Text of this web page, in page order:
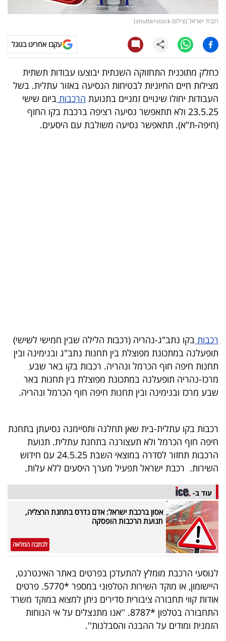
ויראלי
עסקי
ספורט
קריירה
ולימודים
הכלכלי
פודקאסט
40
40
שיתופי
דרושים
ניוזלטרים
מייל
אדום
רכבת ישראל (צילום shutterstock)
עקבו אחרינו בגוגל
כחלק מתוכנית התחזוקה השנתית יבוצעו עבודות תשתית
מצילות חיים החיוניות לבטיחות הנסיעה באזור עתלית. בשל
העבודות יחולו שינויים זמניים בתנועת הרכבות ביום שישי
23.5.25 ולא תתאפשר נסיעה רציפה ברכבת בקו החוף
(חיפה-ת"א). תתאפשר נסיעה משולבת עם היסעים.
רכבות בקו נתב"ג-נהריה (רכבות הלילה שבין חמישי לשישי)
תופעלנה במתכונת מפוצלת בין תחנות נתב"ג ובנימינה ובין
תחנות חיפה חוף הכרמל ונהריה. רכבות בקו באר שבע
מרכז-נהריה תופעלנה במתכונת מפוצלת בין תחנות באר
שבע מרכז ובנימינה ובין תחנות חיפה חוף הכרמל ונהריה.
רכבות בקו עתלית-בית שאן תחלנה ותסיימנה נסיעתן בתחנת
חיפה חוף הכרמל ולא תעצורנה בתחנת עתלית. תנועת
הרכבות תחזור לסדרה במוצאי השבת 24.5.25 עם חידוש
השירות. רכבת ישראל תפעיל מערך היסעים ללא עלות.
עוד ב-
אסון ברכבת ישראל: אדם נדרס בתחנת הרצליה,
תנועת הרכבות הופסקה
לכתבה המלאה
לנוסעי הרכבת מומלץ להתעדכן בפרטים באתר האינטרנט,
היישומון, או מוקד השירות הטלפוני במספר *5770. פרטים
אודות קווי תחבורה ציבורית סדירים ניתן למצוא במוקד משרד
התחבורה בטלפון *8787. ''אנו מתנצלים על אי הנוחות
הזמנית ומודים על ההבנה והסבלנות''.